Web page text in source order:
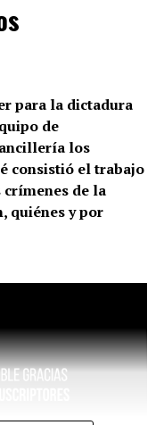
para la dictadura
de
los
consistió el trabajo
de la
quiénes y por